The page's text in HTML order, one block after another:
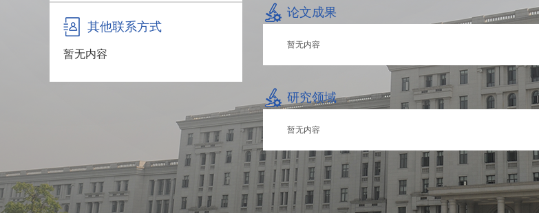
其他联系方式
暂无内容
论文成果
暂无内容
研究领域
暂无内容